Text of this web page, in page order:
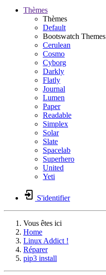
Thèmes
Thèmes
Default
Bootswatch Themes
Cerulean
Cosmo
Cyborg
Darkly
Flatly
Journal
Lumen
Paper
Readable
Simplex
Solar
Slate
Spacelab
Superhero
United
Yeti
S'identifier
Vous êtes ici
Home
Linux Addict !
Réparer
pip3 install